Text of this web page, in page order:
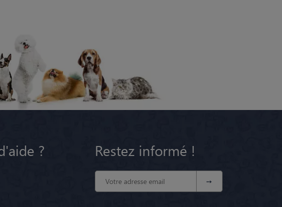
? Restez informé !